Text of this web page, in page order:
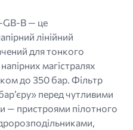
B — це
лінійний
для тонкого
магістралях
до 350 бар. Фільтр
перед чутливими
— пристроями пілотного